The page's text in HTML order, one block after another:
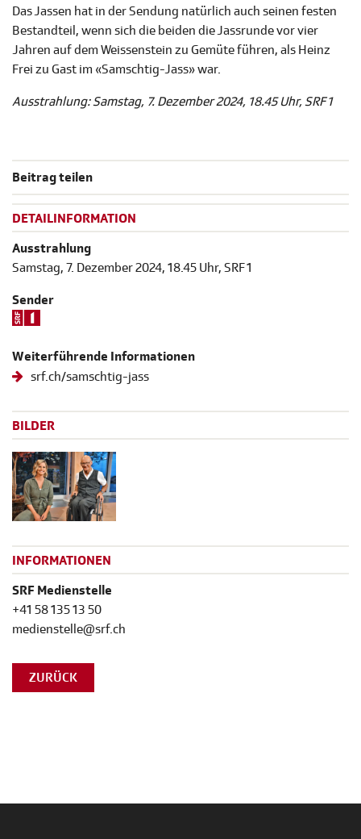
Das Jassen hat in der Sendung natürlich auch seinen festen
Bestandteil, wenn sich die beiden die Jassrunde vor vier
Jahren auf dem Weissenstein zu Gemüte führen, als Heinz
Frei zu Gast im «Samschtig-Jass» war.
Ausstrahlung: Samstag, 7. Dezember 2024, 18.45 Uhr, SRF 1
Beitrag teilen
DETAILINFORMATION
Ausstrahlung
Samstag, 7. Dezember 2024, 18.45 Uhr, SRF 1
Sender
Weiterführende Informationen
srf.ch/samschtig-jass
BILDER
INFORMATIONEN
SRF Medienstelle
+41 58 135 13 50
medienstelle@srf.ch
ZURÜCK